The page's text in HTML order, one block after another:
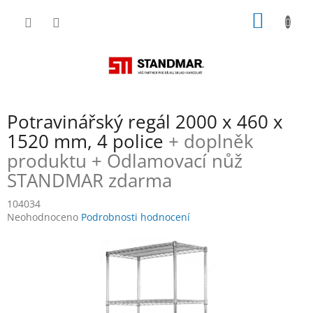
Potravinářský regál 2000 x 460 x
1520 mm, 4 police + doplněk
produktu + Odlamovací nůž
STANDMAR zdarma
104034
Průměrné
Neohodnoceno Podrobnosti hodnocení